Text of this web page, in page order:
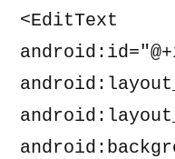
<EditText